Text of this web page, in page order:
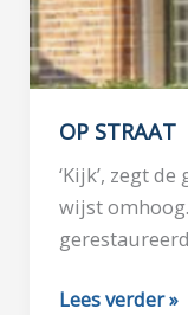
OP STRAAT
‘Kijk’, zegt
wijst
OP
Lees verder »